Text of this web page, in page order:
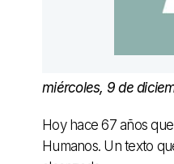
miércoles, 9 de
Hoy hace 67 años
Humanos. Un texto